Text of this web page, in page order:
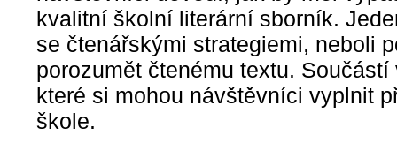
kvalitní školní literární sborník.
se čtenářskými strategiemi, neboli
porozumět čtenému textu.
které si mohou návštěvníci vyplnit
škole.